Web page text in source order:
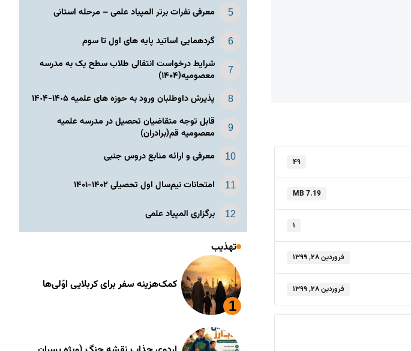
۴۹
7.19 MB
۱
فروردین ۲۸, ۱۳۹۹
فروردین ۲۸, ۱۳۹۹
معرفی نفرات برتر المپیاد علمی – مرحله استانی
گردهمایی اساتید پایه های اول تا سوم
شرایط درخواست انتقالی طلاب سطح یک به مدرسه
معصومیه(۱۴۰۴)
پذیرش داوطلبان ورود به حوزه های علمیه ١۴٠۵-١۴٠۴
قابل توجه متقاضیان تحصیل در مدرسه علمیه
معصومیه قم(برادران)
معرفی و ارائه منابع دروس جنبی
امتحانات نیم‌سال اول تحصیلی ۱۴۰۲-۱۴۰۱
برگزاری المپیاد علمی
تهذیب
کمک‌هزینه سفر برای کربلایی اوّلی‌ها